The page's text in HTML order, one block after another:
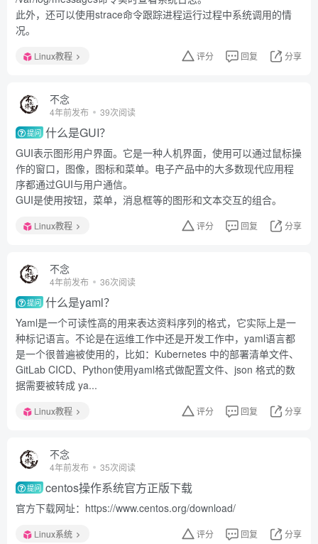
此外，还可以使用strace命令跟踪进程运行过程中系统调用的情
况。
Linux教程 评分 回复 分享
不念
4年前发布 39次阅读
提问 什么是GUI？
GUI表示图形用户界面。它是一种人机界面，使用可以通过鼠标操
作的窗口，图像，图标和菜单。电子产品中的大多数现代应用程
序都通过GUI与用户通信。
GUI是使用按钮，菜单，消息框等的图形和文本交互的组合。
Linux教程 评分 回复 分享
不念
4年前发布 36次阅读
提问 什么是yaml？
Yaml是一个可读性高的用来表达资料序列的格式，它实际上是一
种标记语言。不论是在运维工作中还是开发工作中，yaml语言都
是一个很普遍被使用的，比如：Kubernetes 中的部署清单文件、
GitLab CICD、Python使用yaml格式做配置文件、json 格式的数
据需要被转成 ya...
Linux教程 评分 回复 分享
不念
4年前发布 35次阅读
提问 centos操作系统官方正版下载
官方下载网址：https://www.centos.org/download/
Linux系统 评分 回复 分享